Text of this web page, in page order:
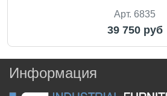
Арт. 6835
39 750 руб
Информация